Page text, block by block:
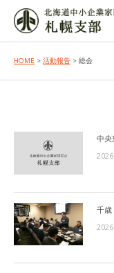
HOME > 活動報告 > 総会
中
千